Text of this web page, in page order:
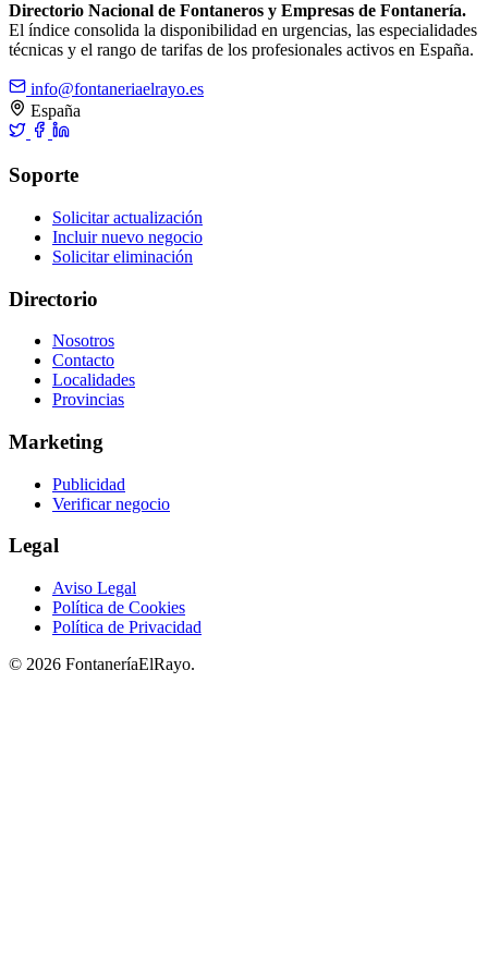
Directorio Nacional de Fontaneros y Empresas de Fontanería.
El índice consolida la disponibilidad en urgencias, las especialidades
técnicas y el rango de tarifas de los profesionales activos en España.
info@fontaneriaelrayo.es
España
Soporte
Solicitar actualización
Incluir nuevo negocio
Solicitar eliminación
Directorio
Nosotros
Contacto
Localidades
Provincias
Marketing
Publicidad
Verificar negocio
Legal
Aviso Legal
Política de Cookies
Política de Privacidad
© 2026 FontaneríaElRayo.